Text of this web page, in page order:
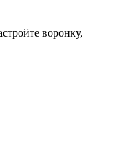
воронку,